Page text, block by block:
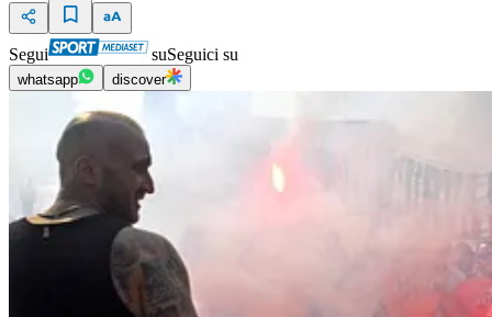
Segui suSeguici su
whatsapp discover